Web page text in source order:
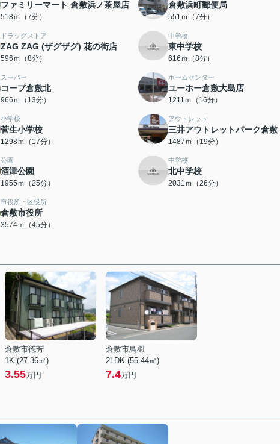
ファミリーマート 倉敷浜ノ茶屋店
518ｍ（7分）
倉敷浜町郵便局
551ｍ（7分）
ドラッグストア
ZAG ZAG (ザグザグ) 花の街店
596ｍ（8分）
中学校
東中学校
616ｍ（8分）
スーパー
コープ倉敷北
966ｍ（13分）
ホームセンター
ユーホー倉敷大島店
1211ｍ（16分）
小学校
菅生小学校
1298ｍ（17分）
アウトレット
三井アウトレットパーク倉敷
1487ｍ（19分）
公園
酒津公園
1955ｍ（25分）
中学校
北中学校
2031ｍ（26分）
市役所・区役所
倉敷市役所
3574ｍ（45分）
倉敷市徳芳
1K (27.36㎡)
3.55万円
倉敷市鳥羽
2LDK (55.44㎡)
7.4万円